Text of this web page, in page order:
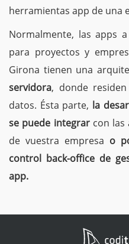
herramientas app de una
Normalmente, las apps
para proyectos y
Girona tienen una
servidora, donde
datos. Ésta parte, la
se puede integrarcon las
de vuestra empresa o
control back-office de
app.